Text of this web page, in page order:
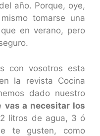
año. Porque, oye,
tomarse una
en verano, pero
con vosotros esta
la revista Cocina
dado nuestro
vas a necesitar los
litros de agua, 3 ó
te gusten, como